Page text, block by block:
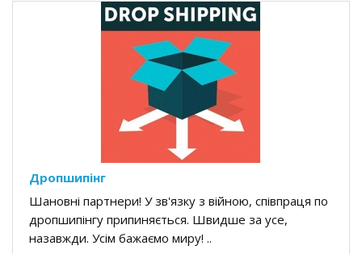
Дропшипінг
Шановні партнери! У зв'язку з війною, співпраця по
дропшипінгу припиняється. Швидше за усе,
назавжди. Усім бажаємо миру! ..